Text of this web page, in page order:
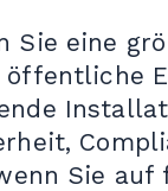
Sie eine
öffentliche
Sie